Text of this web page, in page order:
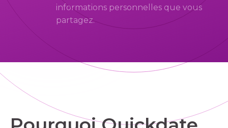
informations personnelles que vous
partagez.